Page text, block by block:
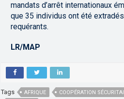
mandats d’arrêt internationaux
que 35 individus ont été
requérants.
LR/MAP
Tags AFRIQUE COOPÉRATION